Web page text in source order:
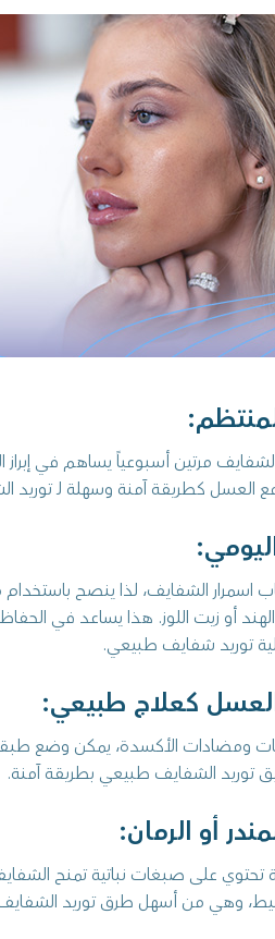
الشفايف مرتين أسبوعياً يساهم في
العسل كطريقة آمنة وسهلة لـ توريد
اسمرار الشفايف، لذا ينصح
أو زيت اللوز. هذا يساعد في
توريد شفايف طبيعي.
كعلاج طبيعي:
ومضادات الأكسدة، يمكن وضع
توريد الشفايف طبيعي بطريقة آمنة.
أو الرمان:
تحتوي على صبغات نباتية تمنح الشفايف
وهي من أسهل طرق توريد